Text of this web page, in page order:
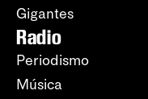
Gigantes
Radio
Periodismo
Música